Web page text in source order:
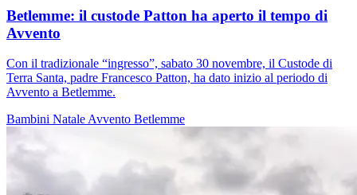
Betlemme: il custode Patton ha aperto il tempo di
Avvento
Con il tradizionale “ingresso”, sabato 30 novembre, il Custode di
Terra Santa, padre Francesco Patton, ha dato inizio al periodo di
Avvento a Betlemme.
Bambini Natale Avvento Betlemme